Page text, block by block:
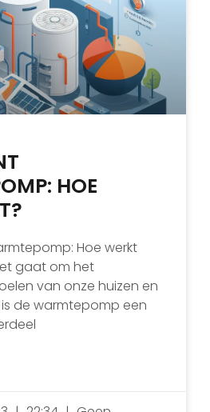
HOE
Hoe werkt
gaat om het
van onze huizen en
de warmtepomp een